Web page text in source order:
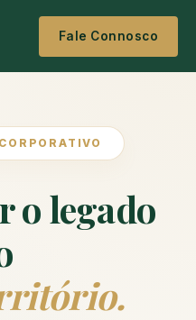
Fale Connosco
o legado